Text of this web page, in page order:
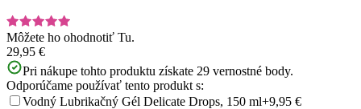
Môžete ho ohodnotiť Tu.
29,95 €
Pri nákupe tohto produktu získate 29 vernostné body.
Odporúčame používať tento produkt s:
Vodný Lubrikačný Gél Delicate Drops, 150 ml+9,95 €